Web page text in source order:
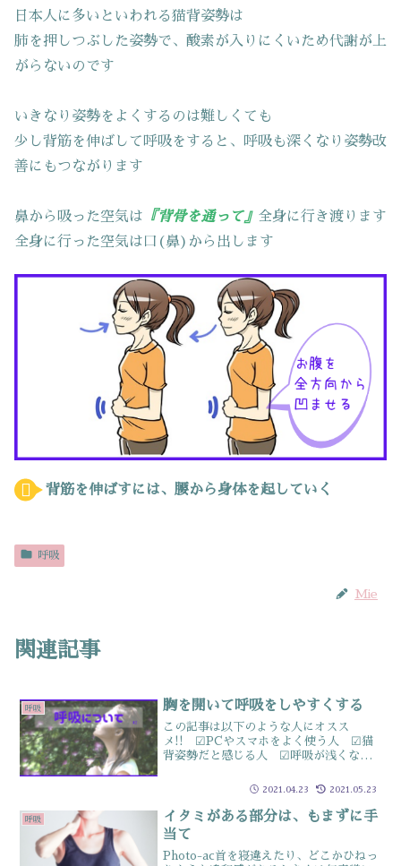
日本人に多いといわれる猫背姿勢は
肺を押しつぶした姿勢で、酸素が入りにくいため代謝が上
がらないのです
いきなり姿勢をよくするのは難しくても
少し背筋を伸ばして呼吸をすると、呼吸も深くなり姿勢改
善にもつながります
鼻から吸った空気は 『背骨を通って』 全身に行き渡ります
全身に行った空気は口(鼻)から出します
背筋を伸ばすには、腰から身体を起していく
呼吸
Mie
関連記事
呼吸 胸を開いて呼吸をしやすくする
この記事は以下のような人にオスス
メ!! ☑PCやスマホをよく使う人 ☑猫
背姿勢だと感じる人 ☑呼吸が浅くなっ
ている人マスク付けっぱなししていませ
外したりが面倒だからと周...
2021.04.23 2021.05.23
呼吸
イタミがある部分は、もまずに手
当て
Photo-ac首を寝違えたり、どこかひねっ